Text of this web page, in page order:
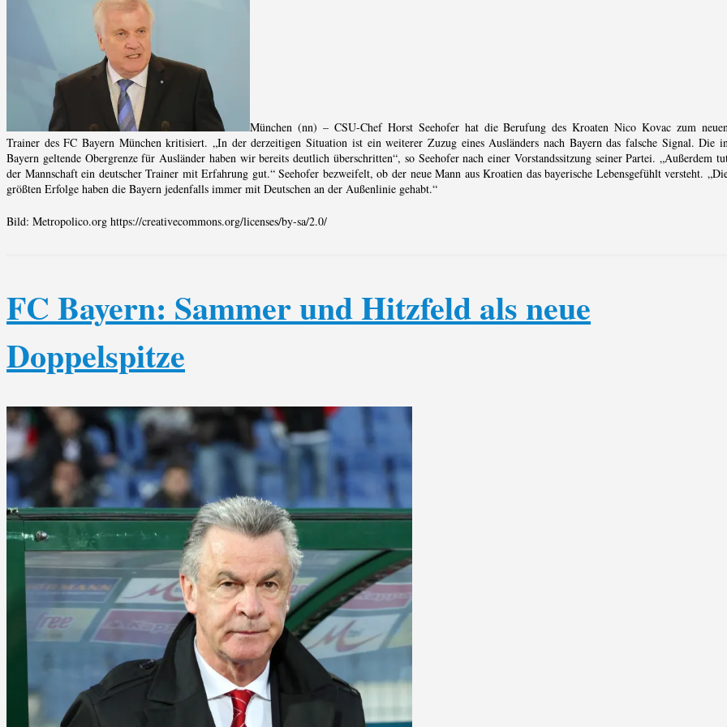
München (nn) – CSU-Chef Horst Seehofer hat die Berufung des Kroaten Nico Kovac zum
Trainer des FC Bayern München kritisiert. „In der derzeitigen Situation ist ein weiterer Zuzug eines Ausländers nach Bayern das falsche Signal. Die
Bayern geltende Obergrenze für Ausländer haben wir bereits deutlich überschritten“, so Seehofer nach einer Vorstandssitzung seiner Partei. „Außerdem
der Mannschaft ein deutscher Trainer mit Erfahrung gut.“ Seehofer bezweifelt, ob der neue Mann aus Kroatien das bayerische Lebensgefühlt versteht.
größten Erfolge haben die Bayern jedenfalls immer mit Deutschen an der Außenlinie gehabt.“
Bild: Metropolico.org https://creativecommons.org/licenses/by-sa/2.0/
FC Bayern: Sammer und Hitzfeld als neue
Doppelspitze